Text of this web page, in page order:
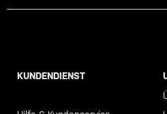
KUNDENDIENST